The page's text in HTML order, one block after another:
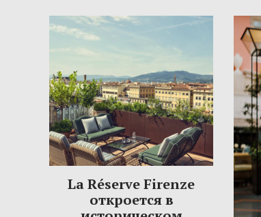
La Réserve Firenze
откроется в